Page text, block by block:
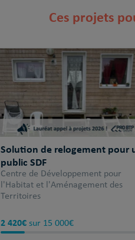
Ces projets
Solution de relogement pour
public SDF
Centre de Développement pour
l'Habitat et l'Aménagement des
Territoires
2 420€ sur 15 000€